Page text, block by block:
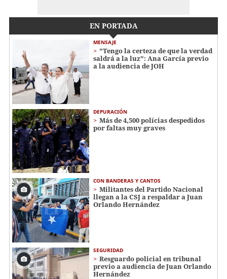
EN PORTADA
MENSAJE
"Tengo la certeza de que la verdad
saldrá a la luz": Ana García previo
a la audiencia de JOH
DEPURACIÓN
Más de 4,500 polícias despedidos
por faltas muy graves
CON BANDERAS Y CANTOS
Militantes del Partido Nacional
llegan a la CSJ a respaldar a Juan
Orlando Hernández
SEGURIDAD
Resguardo policial en tribunal
previo a audiencia de Juan Orlando
Hernández